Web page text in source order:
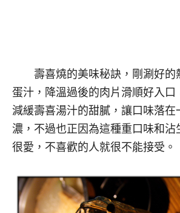
壽喜燒的美味秘訣，剛涮好的
蛋汁，降溫過後的肉片滑順好入口
減緩壽喜湯汁的甜膩，讓口味落在
濃，不過也正因為這種重口味和沾
很愛，不喜歡的人就很不能接受。